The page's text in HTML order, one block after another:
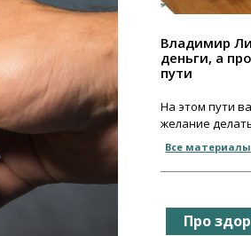
Владимир
деньги, а
пути
На этом пути
желание
Все материалы
Про